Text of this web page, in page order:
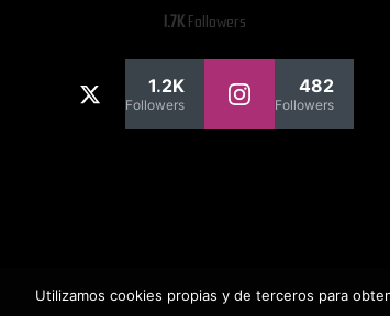
1.7KFollowers
1.2K
Followers
482
Followers
Utilizamos cookies propias y de terceros para